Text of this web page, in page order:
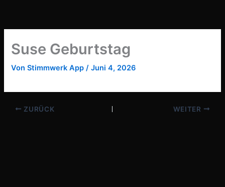
springen
Suse Geburtstag
VonStimmwerk App/Juni 4, 2026
ZURÜCK WEITER